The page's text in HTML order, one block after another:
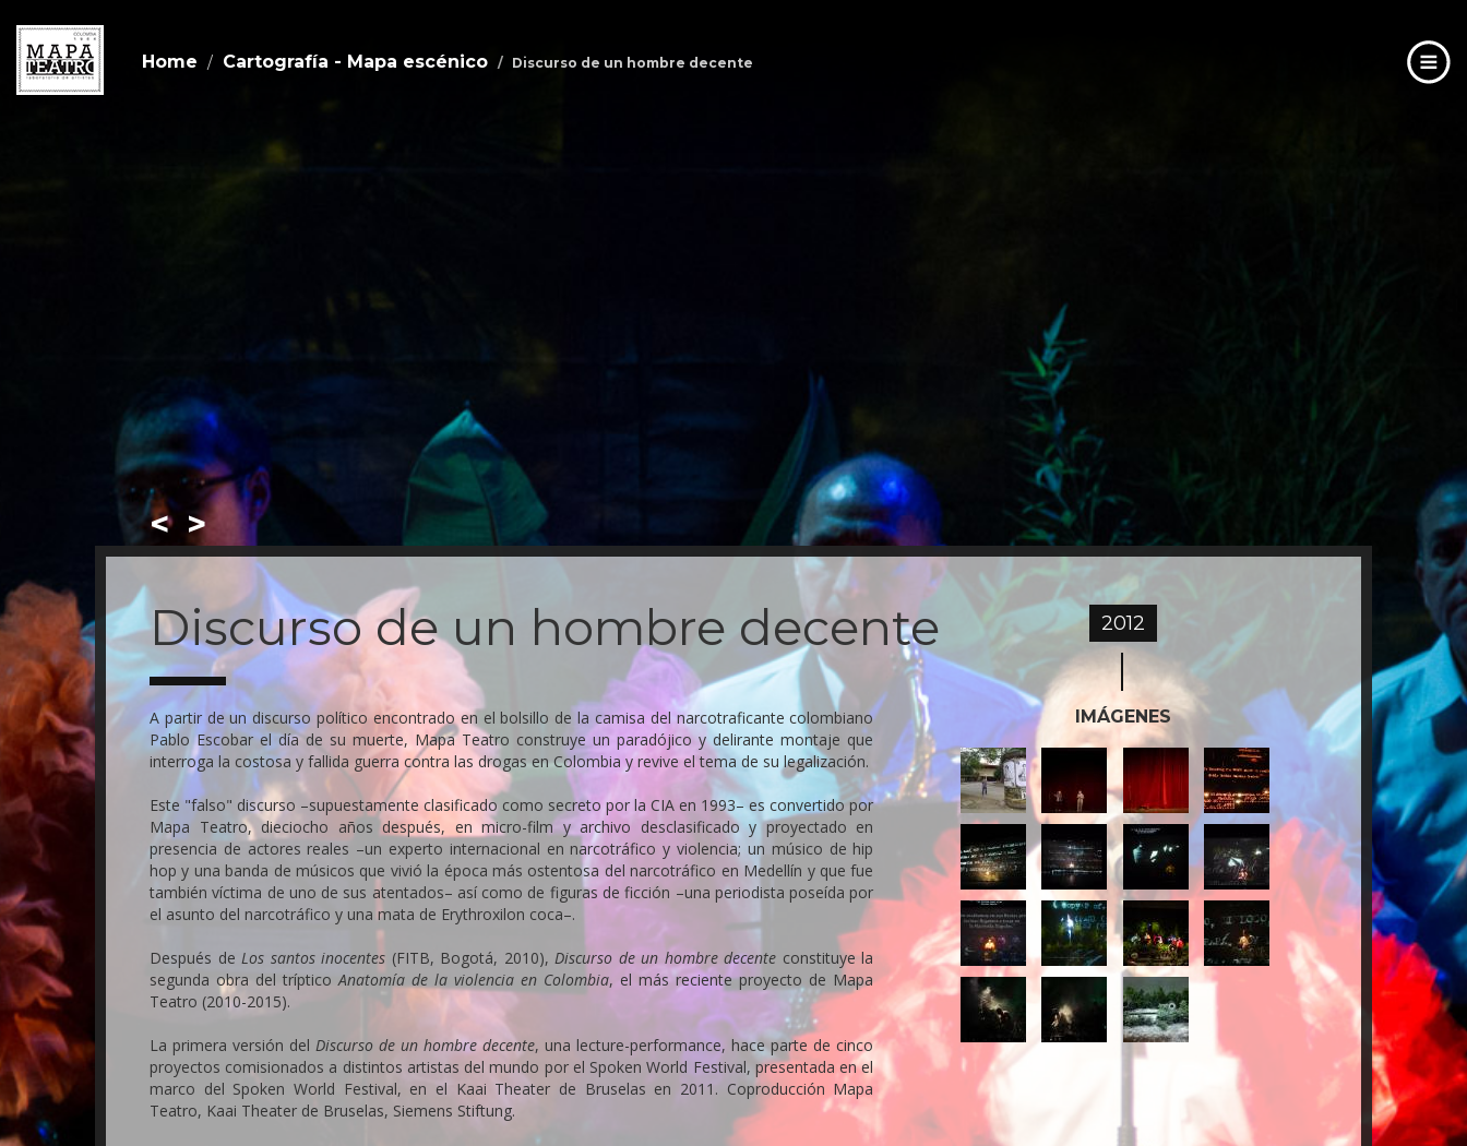
main
content
Home Cartografía - Mapa escénico Discurso de un hombre decente
< >
Discurso de un hombre decente
A partir de un discurso político encontrado en el bolsillo de la camisa del narcotraficante colombiano
Pablo Escobar el día de su muerte, Mapa Teatro construye un paradójico y delirante montaje que
interroga la costosa y fallida guerra contra las drogas en Colombia y revive el tema de su legalización.
Este "falso" discurso –supuestamente clasificado como secreto por la CIA en 1993– es convertido por
Mapa Teatro, dieciocho años después, en micro-film y archivo desclasificado y proyectado en
presencia de actores reales –un experto internacional en narcotráfico y violencia; un músico de hip
hop y una banda de músicos que vivió la época más ostentosa del narcotráfico en Medellín y que fue
también víctima de uno de sus atentados– así como de figuras de ficción –una periodista poseída por
el asunto del narcotráfico y una mata de Erythroxilon coca–.
Después deLos santos inocentes (FITB, Bogotá, 2010),Discurso de un hombre decente constituye la
segunda obra del trípticoAnatomía de la violencia en Colombia, el más reciente proyecto de Mapa
Teatro (2010-2015).
La primera versión delDiscurso de un hombre decente, una lecture-performance, hace parte de cinco
proyectos comisionados a distintos artistas del mundo por el Spoken World Festival, presentada en el
marco del Spoken World Festival, en el Kaai Theater de Bruselas en 2011. Coproducción Mapa
Teatro, Kaai Theater de Bruselas, Siemens Stiftung.
2012
IMÁGENES
1.jpg
2A.jpg 3.jpg
DISCURSO.jpg
7B.jpg 8A.jpg
9A.jpg 10.jpg 16.jpg 16A.jpg
17-
DISCURSO.jpg
20.jpg